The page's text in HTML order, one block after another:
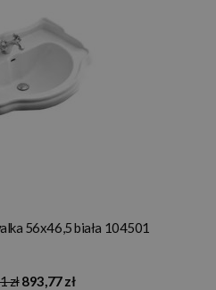
56x46,5 biała 104501
zł893,77 zł